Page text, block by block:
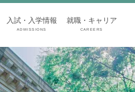
入試・入学情報
ADMISSIONS
就職・キャリア
CAREERS